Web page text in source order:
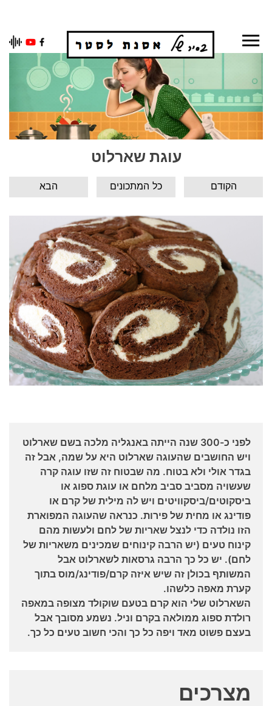
Skip
עוגת שארלוט
הבא כל המתכונים הקודם
לפני כ-300 שנה הייתה באנגליה מלכה בשם שארלוט
ויש החושבים שהעוגה שארלוט היא על שמה, אבל זה
בגדר אולי ולא בטוח. מה שבטוח זה שזו עוגה קרה
שעשויה מסביב סביב מלחם או עוגת ספוג או
ביסקוטים/ביסקוויטים ויש לה מילית של קרם או
פודינג או מחית של פירות. כנראה שהעוגה המפוארת
הזו נולדה כדי לנצל שאריות של לחם ולעשות מהם
קינוח טעים (יש הרבה קינוחים שמכינים משאריות של
לחם). יש כל כך הרבה גרסאות לשארלוט אבל
המשותף בכולן זה שיש איזה קרם/פודינג/מוס בתוך
קערת מאפה כלשהו.
השארלוט שלי הוא קרם בטעם שוקולד מצופה במאפה
רולדת ספוג ממולאה בקרם וניל. נשמע מסובך אבל
בעצם פשוט מאד ויפה כל כך והכי חשוב טעים כל כך.
מצרכים